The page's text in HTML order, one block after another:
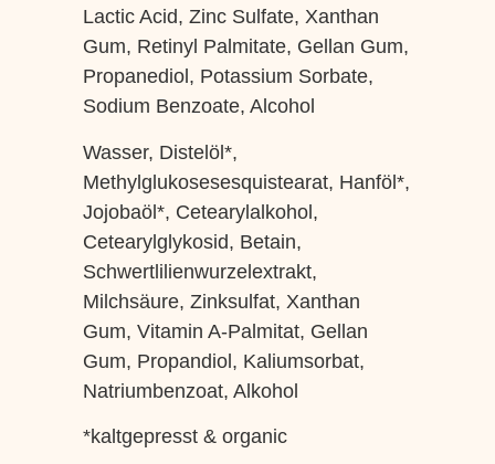
Lactic Acid, Zinc Sulfate, Xanthan
Gum, Retinyl Palmitate, Gellan Gum,
Propanediol, Potassium Sorbate,
Sodium Benzoate, Alcohol
Wasser, Distelöl*,
Methylglukosesesquistearat, Hanföl*,
Jojobaöl*, Cetearylalkohol,
Cetearylglykosid, Betain,
Schwertlilienwurzelextrakt,
Milchsäure, Zinksulfat, Xanthan
Gum, Vitamin A-Palmitat, Gellan
Gum, Propandiol, Kaliumsorbat,
Natriumbenzoat, Alkohol
*kaltgepresst & organic